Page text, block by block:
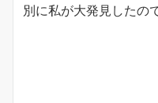
別に私が大発見したの